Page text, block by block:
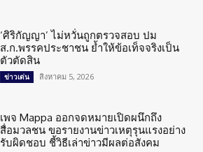
‘ศิริกัญญา’ ไม่หวั่นถูกตรวจสอบ ปม
ส.ก.พรรคประชาชน ย้ำให้ข้อเท็จจริงเป็น
ตัวตัดสิน
ข่าวเด่น สิงหาคม 5, 2026
เพจ Mappa ออกจดหมายเปิดผนึกถึง
สื่อมวลชน ขอรายงานข่าวเหตุรุนแรงอย่าง
รับผิดชอบ ชี้วิธีเล่าข่าวมีผลต่อสังคม